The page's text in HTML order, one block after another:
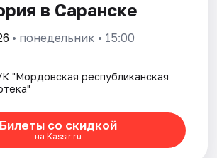
в Саранске
• понедельник • 15:00
"Мордовская республиканская
Билеты со скидкой
на Kassir.ru